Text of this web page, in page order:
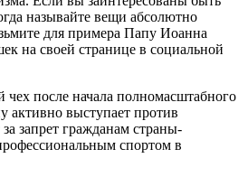
называйте вещи абсолютно
для примера Папу Иоанна
на своей странице в социальной
после начала полномасштабного
активно выступает против
запрет гражданам страны-
спортом в